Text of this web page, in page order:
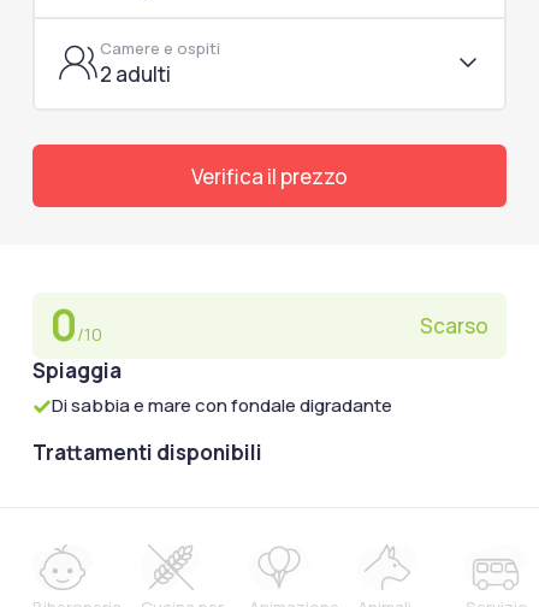
Camere e ospiti
2 adulti
Verifica il prezzo
0/10
Scarso
Spiaggia
Di sabbia e mare con fondale digradante
Trattamenti disponibili